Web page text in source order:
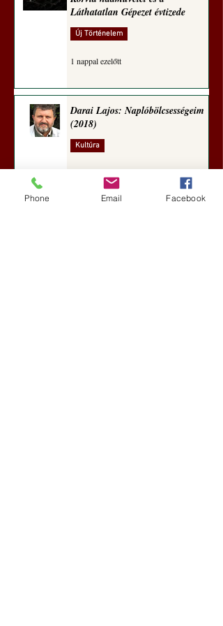
Láthatatlan Gépezet évtizede
Új Történelem
1 nappal ezelőtt
Darai Lajos: Naplóbölcsességeim
(2018)
Kultúra
4 nappal ezelőtt
Phone Email Facebook